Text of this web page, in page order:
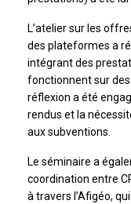
L’atelier sur les
des plateformes a
intégrant des
fonctionnent sur
réflexion a été
rendus et la
aux subventions.
Le séminaire a
coordination entre
à travers l’Afigéo,